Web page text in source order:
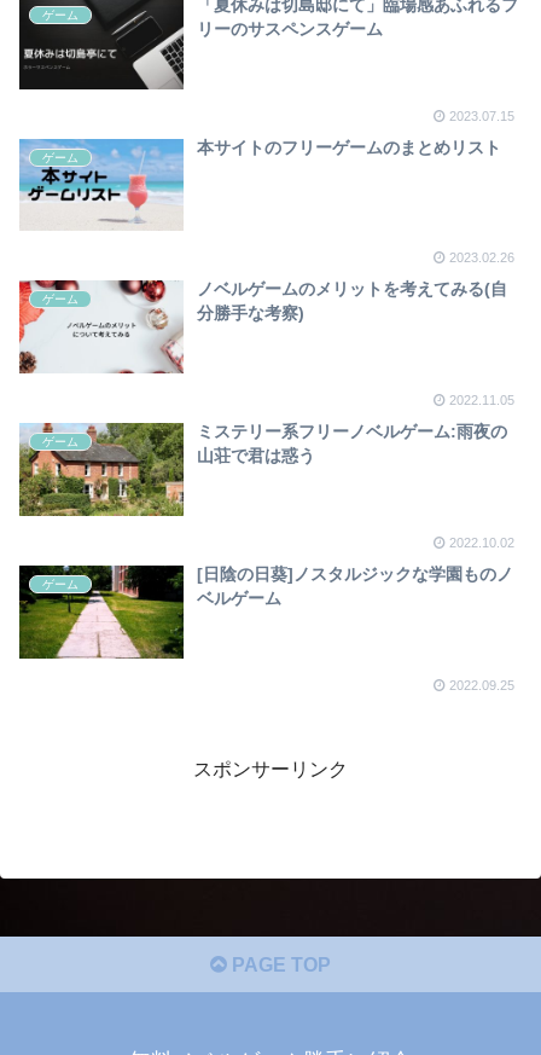
ゲーム
「夏休みは切島邸にて」臨場感あふれるフ
リーのサスペンスゲーム
2023.07.15
ゲーム
本サイトのフリーゲームのまとめリスト
2023.02.26
ゲーム
ノベルゲームのメリットを考えてみる(自
分勝手な考察)
2022.11.05
ゲーム
ミステリー系フリーノベルゲーム:雨夜の
山荘で君は惑う
2022.10.02
ゲーム
[日陰の日葵]ノスタルジックな学園ものノ
ベルゲーム
2022.09.25
スポンサーリンク
PAGE TOP